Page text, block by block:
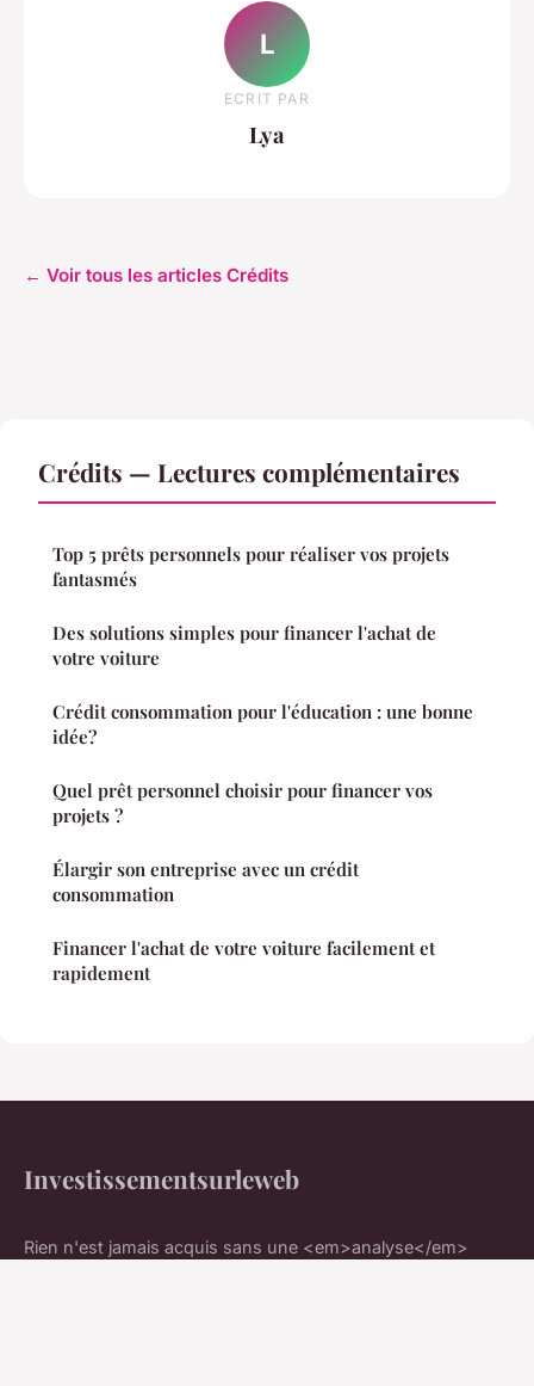
L
ECRIT PAR
Lya
← Voir tous les articles Crédits
Crédits — Lectures complémentaires
Top 5 prêts personnels pour réaliser vos projets
fantasmés
Des solutions simples pour financer l'achat de
votre voiture
Crédit consommation pour l'éducation : une bonne
idée?
Quel prêt personnel choisir pour financer vos
projets ?
Élargir son entreprise avec un crédit
consommation
Financer l'achat de votre voiture facilement et
rapidement
Investissementsurleweb
Rien n'est jamais acquis sans une <em>analyse</em>